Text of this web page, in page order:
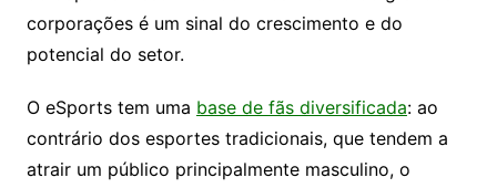
corporações é um sinal do crescimento e do
potencial do setor.
O eSports tem uma base de fãs diversificada: ao
contrário dos esportes tradicionais, que tendem a
atrair um público principalmente masculino, o